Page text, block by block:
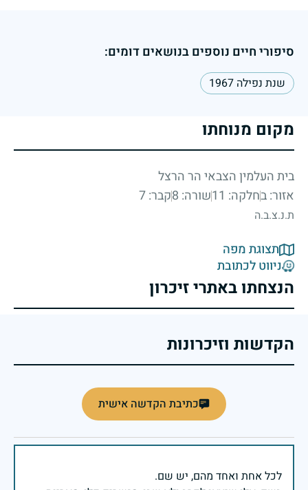
סיפורי חיים נוספים בנושאים דומים:
שנת נפילה 1967
מקום מנוחתו
בית העלמין הצבאי הר הרצל
אזור: בחלקה: 11 שורה: 8 קבר: 7
ת.נ.צ.ב.ה
תצוגת מפה
ניווט לכתובת
הנצחתו באתרי זיכרון
הקדשות וזיכרונות
כתיבת הקדשה אישית